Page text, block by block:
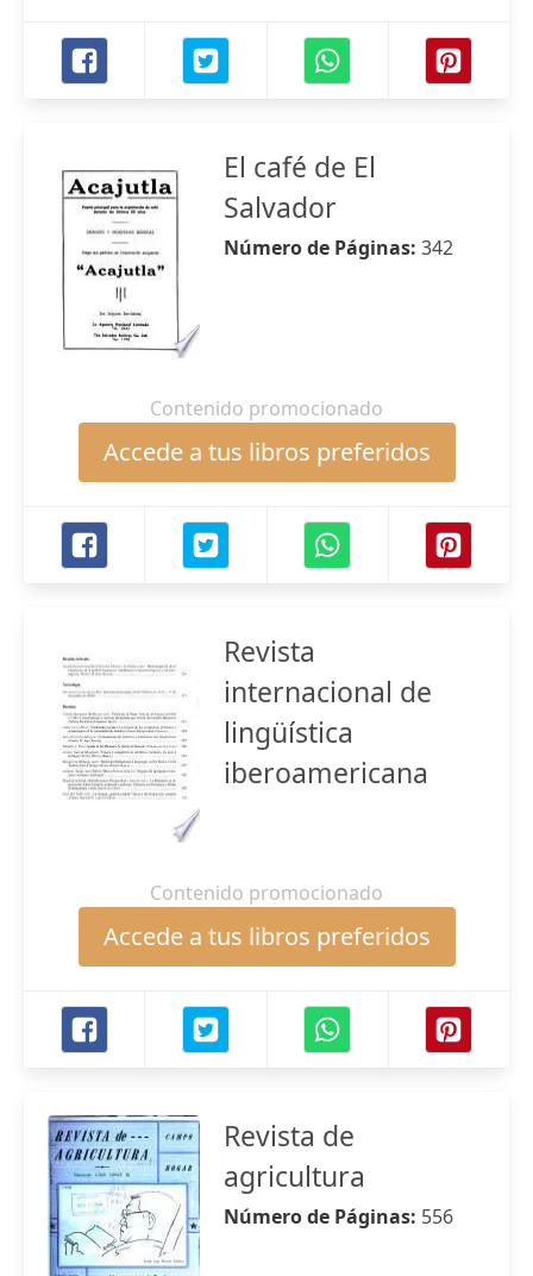
El café de El
Salvador
Número de Páginas: 342
Contenido promocionado
Accede a tus libros preferidos
Revista
internacional de
lingüística
iberoamericana
Contenido promocionado
Accede a tus libros preferidos
Revista de
agricultura
Número de Páginas: 556